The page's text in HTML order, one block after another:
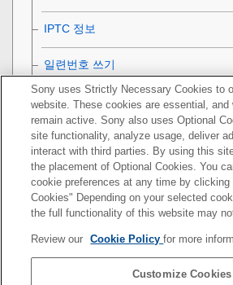
IPTC 정보
일련번호 쓰기
데모 모드
카메라 초기화
네트워크 기능 사용하기
컴퓨터 사용하기
MENU 항목 목록
Sony uses Strictly Necessary Cookies to
website. These cookies are essential, and
remain active. Sony also uses Optional
site functionality, analyze usage, deliver
interact with third parties. By using this
the placement of Optional Cookies. You
cookie preferences at any time by clicking
Cookies" Depending on your selected
the full functionality of this website may
Review our Cookie Policyfor more
Customize Cookies